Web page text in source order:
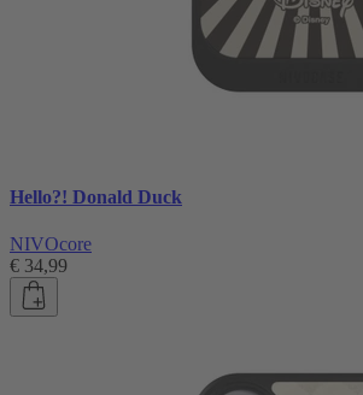
Hello?! Donald Duck
NIVOcore
€ 34,99